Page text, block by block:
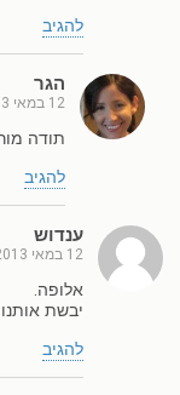
להגיב
הגר
12 במאי 2013
תודה
להגיב
ענדוש
12 במאי 2013
אלופה.
יבשת
להגיב